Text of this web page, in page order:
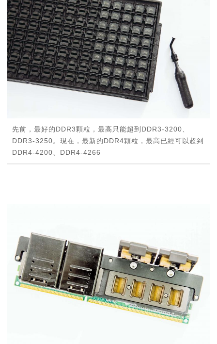
先前，最好的DDR3顆粒，最高只能超到DDR3-3200、
DDR3-3250。現在，最新的DDR4顆粒，最高已經可以超到
DDR4-4200、DDR4-4266